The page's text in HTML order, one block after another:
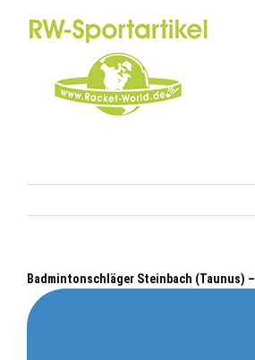
Badmintonschläger Steinbach (Taunus) –